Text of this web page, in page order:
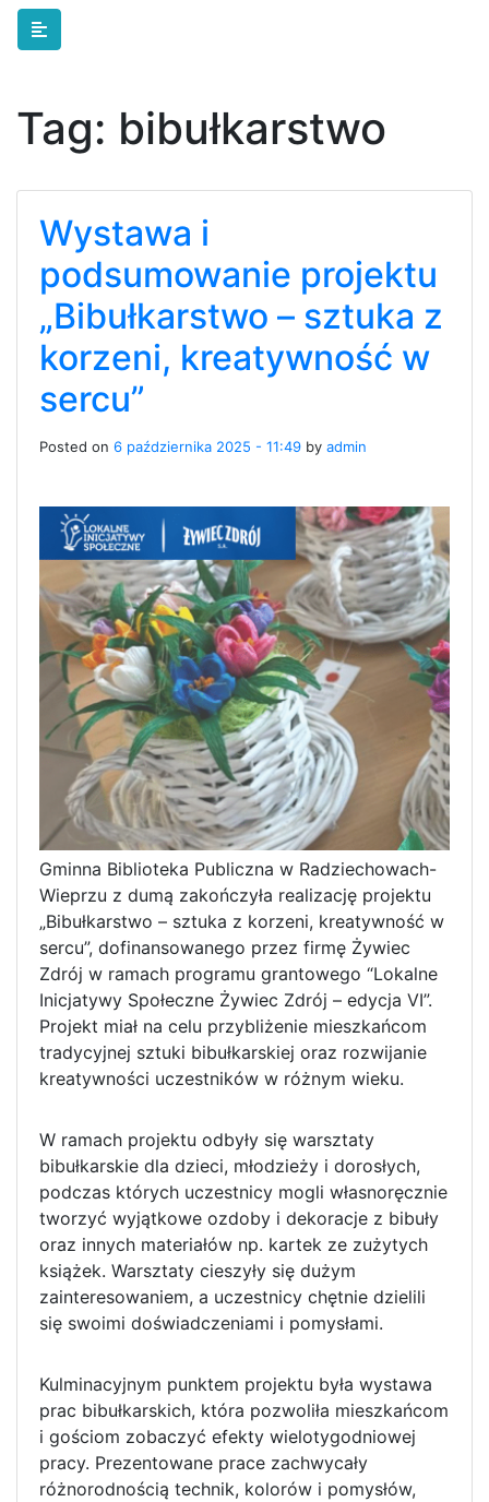
Skip to main content
Tag: bibułkarstwo
Wystawa i
podsumowanie projektu
„Bibułkarstwo – sztuka z
korzeni, kreatywność w
sercu”
Posted on 6 października 2025 - 11:49 by admin
Gminna Biblioteka Publiczna w Radziechowach-
Wieprzu z dumą zakończyła realizację projektu
„Bibułkarstwo – sztuka z korzeni, kreatywność w
sercu”, dofinansowanego przez firmę Żywiec
Zdrój w ramach programu grantowego “Lokalne
Inicjatywy Społeczne Żywiec Zdrój – edycja VI”.
Projekt miał na celu przybliżenie mieszkańcom
tradycyjnej sztuki bibułkarskiej oraz rozwijanie
kreatywności uczestników w różnym wieku.
W ramach projektu odbyły się warsztaty
bibułkarskie dla dzieci, młodzieży i dorosłych,
podczas których uczestnicy mogli własnoręcznie
tworzyć wyjątkowe ozdoby i dekoracje z bibuły
oraz innych materiałów np. kartek ze zużytych
książek. Warsztaty cieszyły się dużym
zainteresowaniem, a uczestnicy chętnie dzielili
się swoimi doświadczeniami i pomysłami.
Kulminacyjnym punktem projektu była wystawa
prac bibułkarskich, która pozwoliła mieszkańcom
i gościom zobaczyć efekty wielotygodniowej
pracy. Prezentowane prace zachwycały
różnorodnością technik, kolorów i pomysłów,